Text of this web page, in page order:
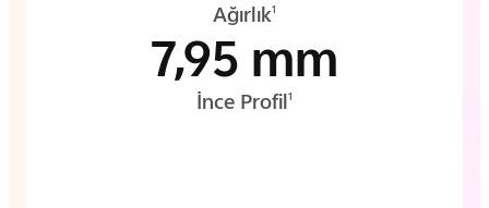
7,95 mm
İnce Profil1
Ağırlık1